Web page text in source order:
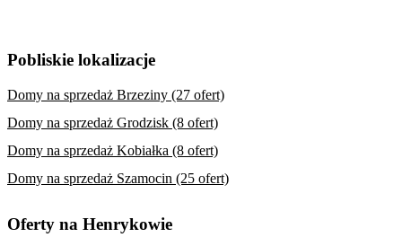
Pobliskie lokalizacje
Domy na sprzedaż Brzeziny (27 ofert)
Domy na sprzedaż Grodzisk (8 ofert)
Domy na sprzedaż Kobiałka (8 ofert)
Domy na sprzedaż Szamocin (25 ofert)
Oferty na Henrykowie